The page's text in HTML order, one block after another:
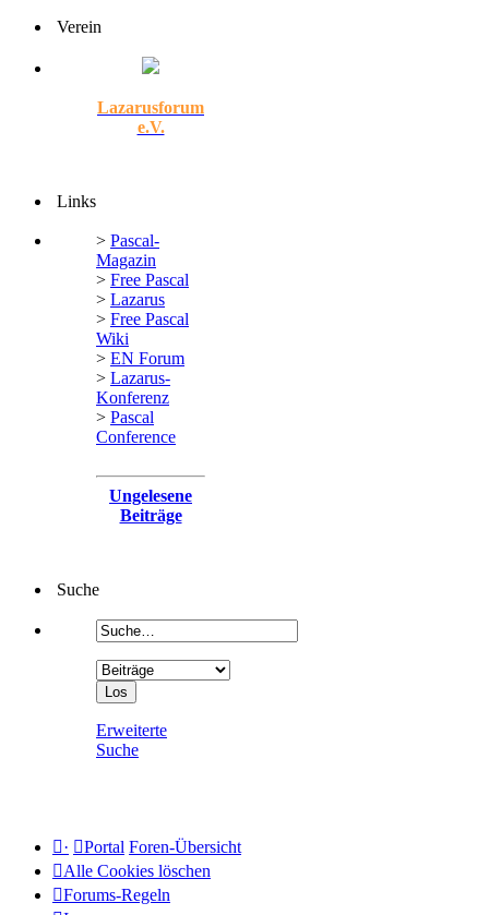
Verein
Lazarusforum
e.V.
Links
> Pascal-
Magazin
> Free Pascal
> Lazarus
> Free Pascal
Wiki
> EN Forum
> Lazarus-
Konferenz
> Pascal
Conference
Ungelesene
Beiträge
Suche
Erweiterte
Suche
· Portal Foren-Übersicht
Alle Cookies löschen
Forums-Regeln